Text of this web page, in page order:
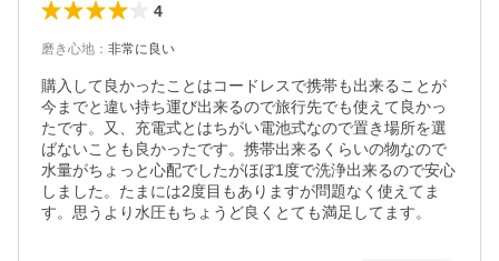
4
磨き心地 ： 非常に良い
購入して良かったことはコードレスで携帯も出来ることが
今までと違い持ち運び出来るので旅行先でも使えて良かっ
たです。又、充電式とはちがい電池式なので置き場所を選
ばないことも良かったです。携帯出来るくらいの物なので
水量がちょっと心配でしたがほぼ1度で洗浄出来るので安心
しました。たまには2度目もありますが問題なく使えてま
す。思うより水圧もちょうど良くとても満足してます。